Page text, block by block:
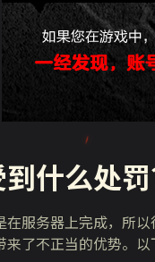
什么处罚
服务器上完成，所
了不正当的优势。